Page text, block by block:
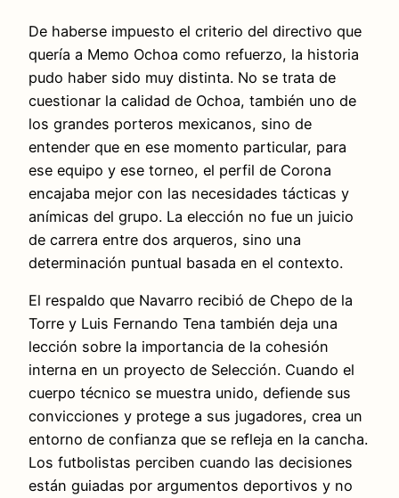
De haberse impuesto el criterio del directivo que
quería a Memo Ochoa como refuerzo, la historia
pudo haber sido muy distinta. No se trata de
cuestionar la calidad de Ochoa, también uno de
los grandes porteros mexicanos, sino de
entender que en ese momento particular, para
ese equipo y ese torneo, el perfil de Corona
encajaba mejor con las necesidades tácticas y
anímicas del grupo. La elección no fue un juicio
de carrera entre dos arqueros, sino una
determinación puntual basada en el contexto.
El respaldo que Navarro recibió de Chepo de la
Torre y Luis Fernando Tena también deja una
lección sobre la importancia de la cohesión
interna en un proyecto de Selección. Cuando el
cuerpo técnico se muestra unido, defiende sus
convicciones y protege a sus jugadores, crea un
entorno de confianza que se refleja en la cancha.
Los futbolistas perciben cuando las decisiones
están guiadas por argumentos deportivos y no